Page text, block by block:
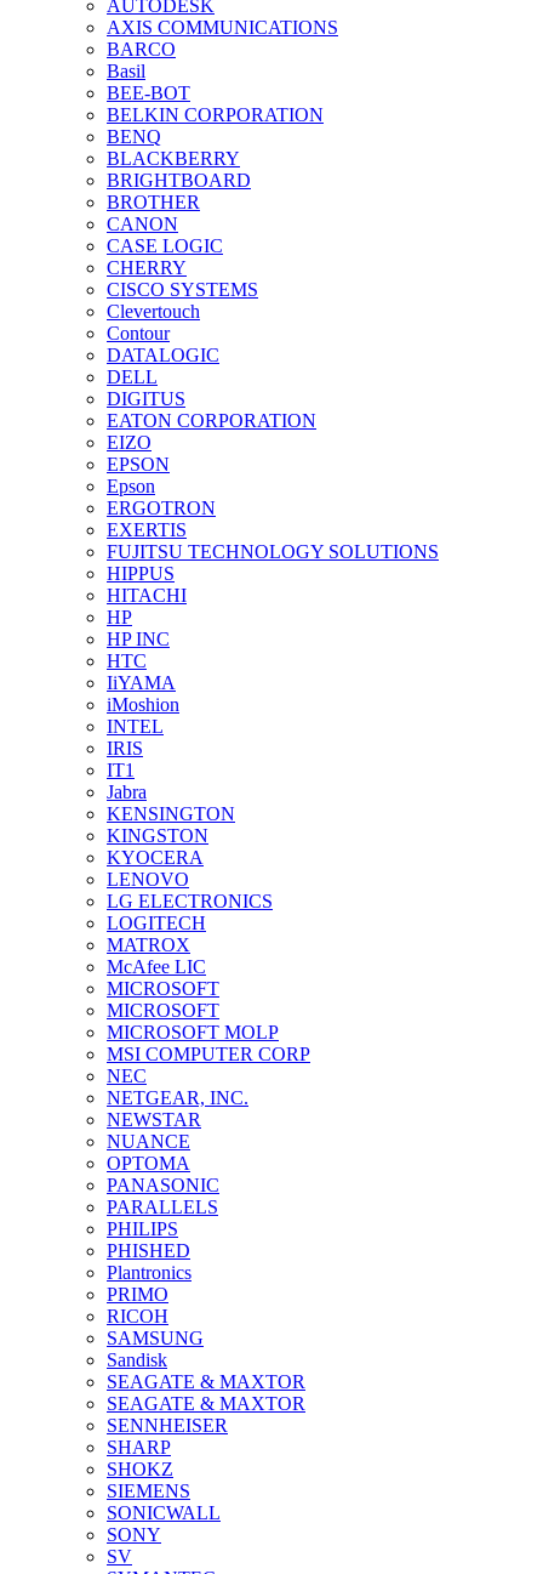
AUTODESK
AXIS COMMUNICATIONS
BARCO
Basil
BEE-BOT
BELKIN CORPORATION
BENQ
BLACKBERRY
BRIGHTBOARD
BROTHER
CANON
CASE LOGIC
CHERRY
CISCO SYSTEMS
Clevertouch
Contour
DATALOGIC
DELL
DIGITUS
EATON CORPORATION
EIZO
EPSON
Epson
ERGOTRON
EXERTIS
FUJITSU TECHNOLOGY SOLUTIONS
HIPPUS
HITACHI
HP
HP INC
HTC
IiYAMA
iMoshion
INTEL
IRIS
IT1
Jabra
KENSINGTON
KINGSTON
KYOCERA
LENOVO
LG ELECTRONICS
LOGITECH
MATROX
McAfee LIC
MICROSOFT
MICROSOFT
MICROSOFT MOLP
MSI COMPUTER CORP
NEC
NETGEAR, INC.
NEWSTAR
NUANCE
OPTOMA
PANASONIC
PARALLELS
PHILIPS
PHISHED
Plantronics
PRIMO
RICOH
SAMSUNG
Sandisk
SEAGATE & MAXTOR
SEAGATE & MAXTOR
SENNHEISER
SHARP
SHOKZ
SIEMENS
SONICWALL
SONY
SV